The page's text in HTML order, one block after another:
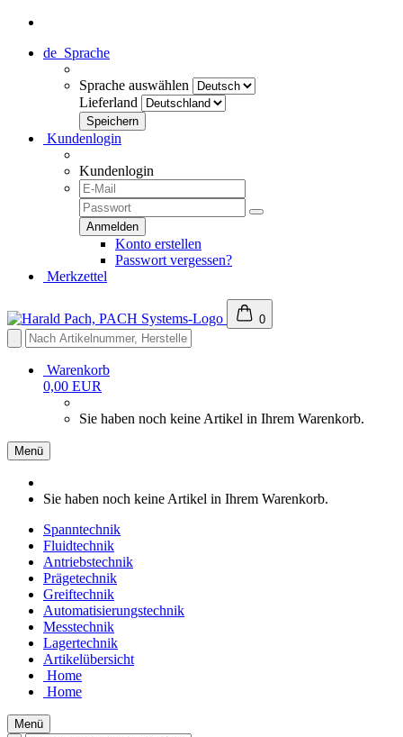
de Sprache
Sprache auswählen
Lieferland
Kundenlogin
Kundenlogin
Konto erstellen
Passwort vergessen?
Merkzettel
0
Warenkorb
0,00 EUR
Sie haben noch keine Artikel in Ihrem Warenkorb.
Menü
Sie haben noch keine Artikel in Ihrem Warenkorb.
Spanntechnik
Fluidtechnik
Antriebstechnik
Prägetechnik
Greiftechnik
Automatisierungstechnik
Messtechnik
Lagertechnik
Artikelübersicht
Home
Home
Menü